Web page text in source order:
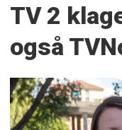
TV 2
også